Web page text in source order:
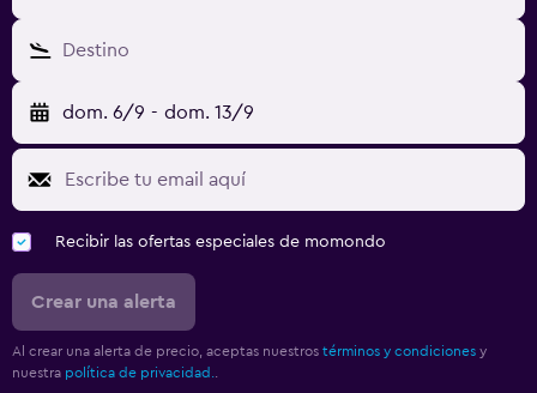
Destino
dom. 6/9 - dom. 13/9
Recibir las ofertas especiales de momondo
Crear una alerta
Al crear una alerta de precio, aceptas nuestros términos y condiciones y
nuestra política de privacidad.